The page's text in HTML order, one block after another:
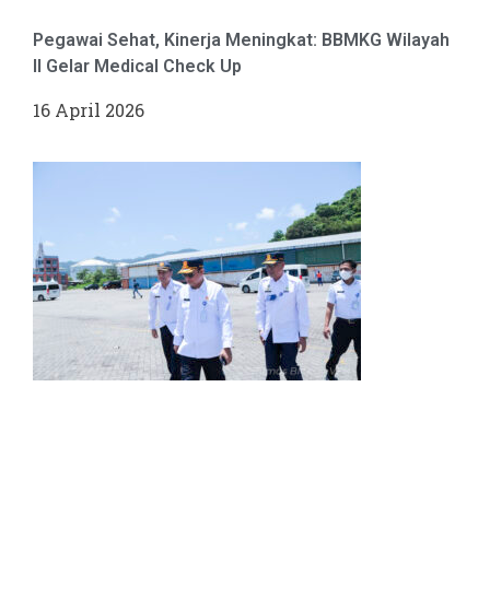
Pegawai Sehat, Kinerja Meningkat: BBMKG Wilayah
II Gelar Medical Check Up
16 April 2026